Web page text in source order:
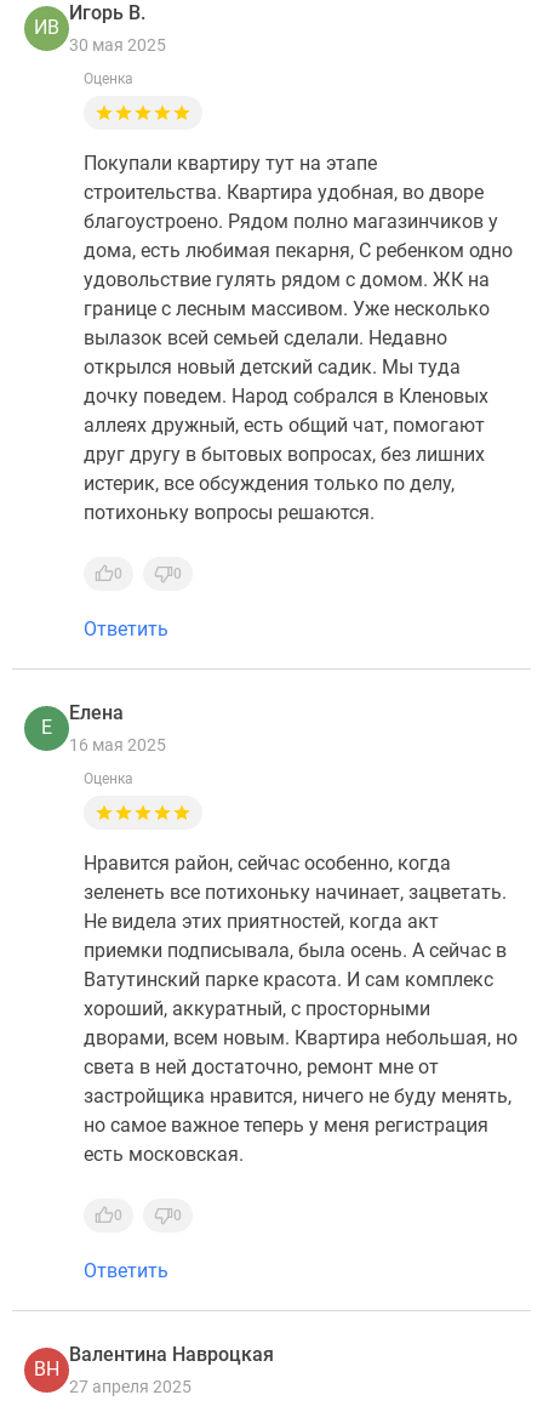
ИВ
Игорь В.
30 мая 2025
Оценка
Покупали квартиру тут на этапе
строительства. Квартира удобная, во дворе
благоустроено. Рядом полно магазинчиков у
дома, есть любимая пекарня, С ребенком одно
удовольствие гулять рядом с домом. ЖК на
границе с лесным массивом. Уже несколько
вылазок всей семьей сделали. Недавно
открылся новый детский садик. Мы туда
дочку поведем. Народ собрался в Кленовых
аллеях дружный, есть общий чат, помогают
друг другу в бытовых вопросах, без лишних
истерик, все обсуждения только по делу,
потихоньку вопросы решаются.
0 0
Ответить
Е
Елена
16 мая 2025
Оценка
Нравится район, сейчас особенно, когда
зеленеть все потихоньку начинает, зацветать.
Не видела этих приятностей, когда акт
приемки подписывала, была осень. А сейчас в
Ватутинский парке красота. И сам комплекс
хороший, аккуратный, с просторными
дворами, всем новым. Квартира небольшая, но
света в ней достаточно, ремонт мне от
застройщика нравится, ничего не буду менять,
но самое важное теперь у меня регистрация
есть московская.
0 0
Ответить
ВН
Валентина Навроцкая
27 апреля 2025